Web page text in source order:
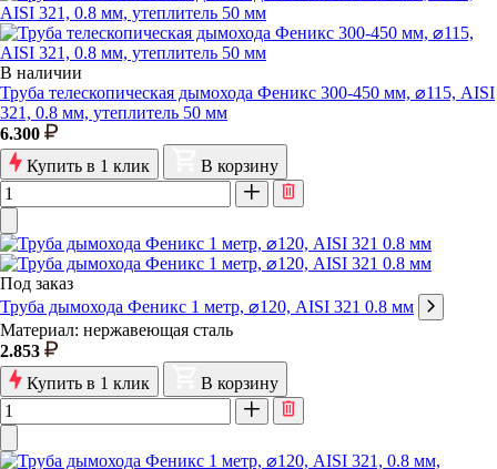
В наличии
Труба телескопическая дымохода Феникс 300-450 мм, ⌀115, AISI
321, 0.8 мм, утеплитель 50 мм
6.300
Купить в 1 клик
В корзину
Под заказ
Труба дымохода Феникс 1 метр, ⌀120, AISI 321 0.8 мм
Материал: нержавеющая сталь
2.853
Купить в 1 клик
В корзину